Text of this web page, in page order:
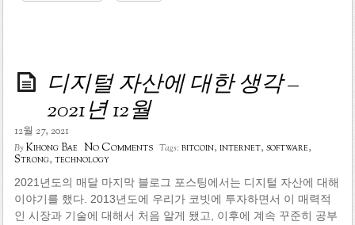
디지털 자산에 대한 생각 –
2021년 12월
12월 27, 2021
ByKihong Bae No Comments Tags:bitcoin, internet, software,
Strong, technology
2021년도의 매달 마지막 블로그 포스팅에서는 디지털 자산에 대해
이야기를 했다. 2013년도에 우리가 코빗에 투자하면서 이 매력적
인 시장과 기술에 대해서 처음 알게 됐고, 이후에 계속 꾸준히 공부